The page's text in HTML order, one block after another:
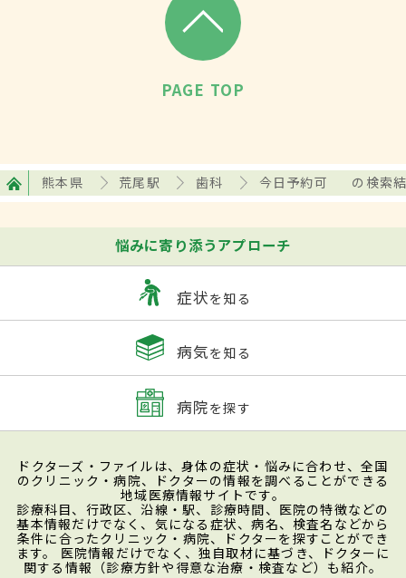
PAGE TOP
熊本県 荒尾駅 歯科 今日予約可 の検索
悩みに寄り添うアプローチ
症状を知る
病気を知る
病院を探す
ドクターズ・ファイルは、身体の症状・悩みに合わせ、全国
のクリニック・病院、ドクターの情報を調べることができる
地域医療情報サイトです。
診療科目、行政区、沿線・駅、診療時間、医院の特徴などの
基本情報だけでなく、気になる症状、病名、検査名などから
条件に合ったクリニック・病院、ドクターを探すことができ
ます。 医院情報だけでなく、独自取材に基づき、ドクターに
関する情報（診療方針や得意な治療・検査など）も紹介。